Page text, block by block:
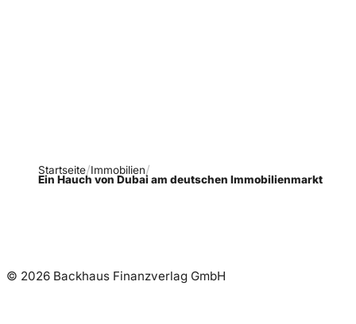
Startseite Immobilien
Ein Hauch von Dubai am deutschen Immobilienmarkt
© 2026 Backhaus Finanzverlag GmbH